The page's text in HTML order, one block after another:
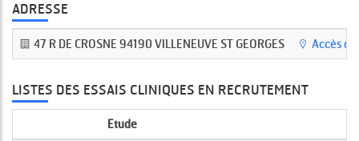
ADRESSE
47 R DE CROSNE 94190 VILLENEUVE ST GEORGES Accès
LISTES DES ESSAIS CLINIQUES EN RECRUTEMENT
Etude